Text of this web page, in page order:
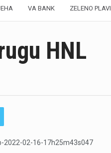
VA BANK ZELENO
HNL